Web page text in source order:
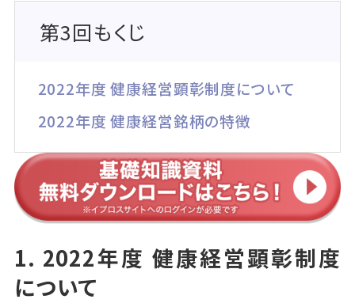
第3回もくじ
2022年度 健康経営顕彰制度について
2022年度 健康経営銘柄の特徴
1. 2022年度 健康経営顕彰制度
について